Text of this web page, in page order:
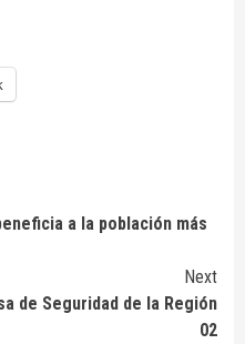
a la población más
Next
de Seguridad de la Región
02